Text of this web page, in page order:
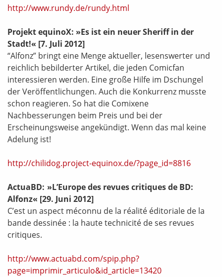
http://www.rundy.de/rundy.html
Projekt equinoX: »Es ist ein neuer Sheriff in der
Stadt!« [7. Juli 2012]
“Alfonz” bringt eine Menge aktueller, lesenswerter und
reichlich bebilderter Artikel, die jeden Comicfan
interessieren werden. Eine große Hilfe im Dschungel
der Veröffentlichungen. Auch die Konkurrenz musste
schon reagieren. So hat die Comixene
Nachbesserungen beim Preis und bei der
Erscheinungsweise angekündigt. Wenn das mal keine
Adelung ist!
http://chilidog.project-equinox.de/?page_id=8816
ActuaBD: »L’Europe des revues critiques de BD:
Alfonz« [29. Juni 2012]
C’est un aspect méconnu de la réalité éditoriale de la
bande dessinée : la haute technicité de ses revues
critiques.
http://www.actuabd.com/spip.php?
page=imprimir_articulo&id_article=13420